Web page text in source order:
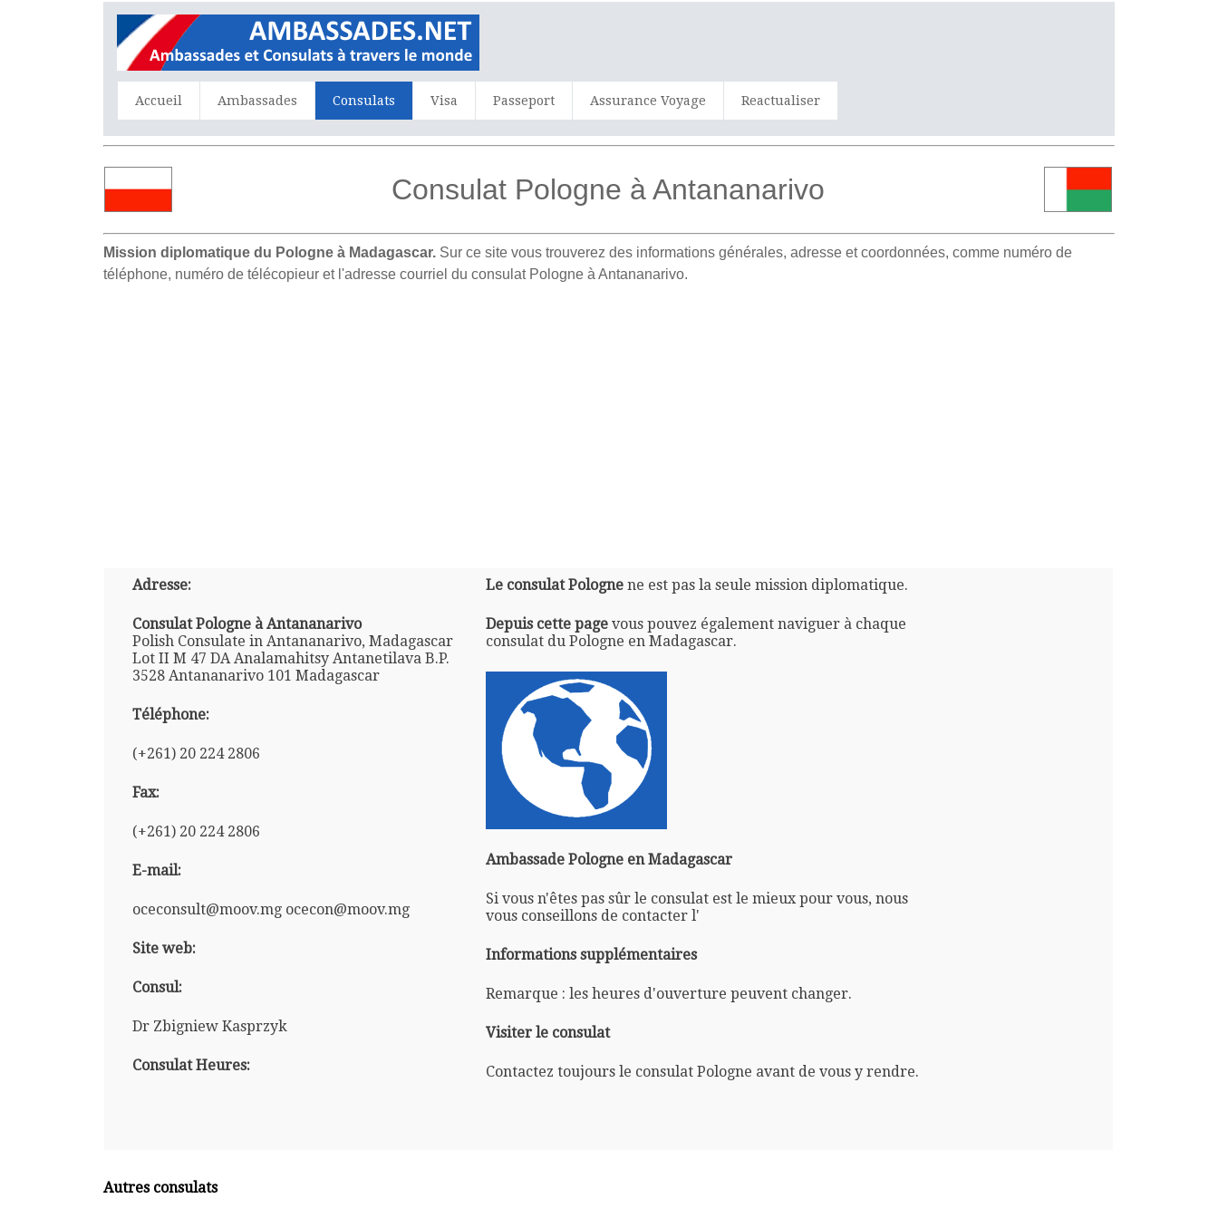
Accueil Ambassades Consulats Visa Passeport Assurance Voyage Reactualiser
Consulat Pologne à Antananarivo
Mission diplomatique du Pologne à Madagascar. Sur ce site vous trouverez des informations générales, adresse et coordonnées, comme numéro de
téléphone, numéro de télécopieur et l'adresse courriel du consulat Pologne à Antananarivo.
Adresse:
Consulat Pologne à Antananarivo
Polish Consulate in Antananarivo, Madagascar
Lot II M 47 DA Analamahitsy Antanetilava B.P.
3528 Antananarivo 101 Madagascar
Téléphone:
(+261) 20 224 2806
Fax:
(+261) 20 224 2806
E-mail:
oceconsult@moov.mg ocecon@moov.mg
Site web:
Consul:
Dr Zbigniew Kasprzyk
Consulat Heures:
Le consulat Polognene est pas la seule mission diplomatique.
Depuis cette pagevous pouvez également naviguer à chaque
consulat du Pologne en Madagascar.
Ambassade Pologne en Madagascar
Si vous n'êtes pas sûr le consulat est le mieux pour vous, nous
vous conseillons de contacter l'
Informations supplémentaires
Remarque : les heures d'ouverture peuvent changer.
Visiter le consulat
Contactez toujours le consulat Pologne avant de vous y rendre.
Autres consulats